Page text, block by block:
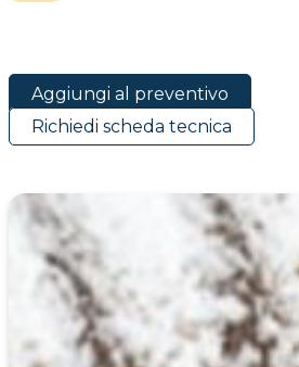
Aggiungi al preventivo
Richiedi scheda tecnica